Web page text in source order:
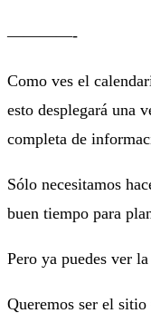
————-
Como ves el
esto desplegará una
completa de
Sólo necesitamos
buen tiempo para
Pero ya puedes ver
Queremos ser el